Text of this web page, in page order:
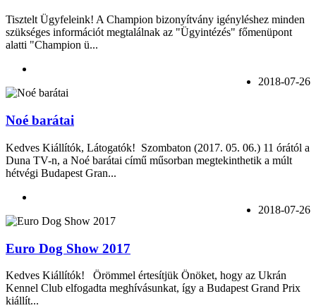
Tisztelt Ügyfeleink! A Champion bizonyítvány igényléshez minden
szükséges információt megtalálnak az "Ügyintézés" főmenüpont
alatti "Champion ü...
2018-07-26
Noé barátai
Kedves Kiállítók, Látogatók! Szombaton (2017. 05. 06.) 11 órától a
Duna TV-n, a Noé barátai című műsorban megtekinthetik a múlt
hétvégi Budapest Gran...
2018-07-26
Euro Dog Show 2017
Kedves Kiállítók! Örömmel értesítjük Önöket, hogy az Ukrán
Kennel Club elfogadta meghívásunkat, így a Budapest Grand Prix
kiállít...